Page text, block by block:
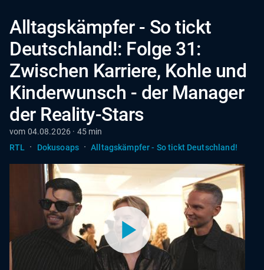
Alltagskämpfer - So tickt
Deutschland!: Folge 31:
Zwischen Karriere, Kohle und
Kinderwunsch - der Manager
der Reality-Stars
vom 04.08.2026 · 45 min
RTL
· Dokusoaps · Alltagskämpfer - So tickt Deutschland!